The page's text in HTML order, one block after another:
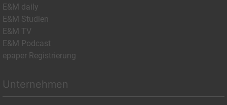
E&M daily
E&M Studien
E&M TV
E&M Podcast
epaper Registrierung
Unternehmen